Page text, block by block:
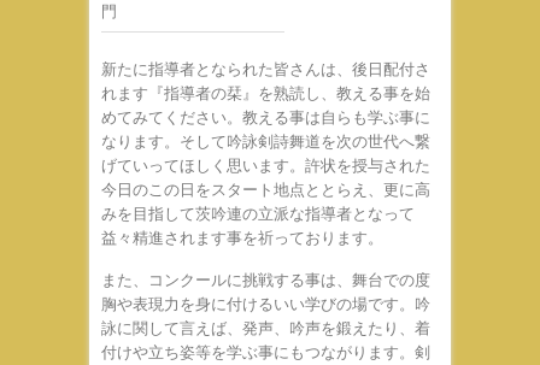
門
新たに指導者となられた皆さんは、後日配付さ
れます『指導者の栞』を熟読し、教える事を始
めてみてください。教える事は自らも学ぶ事に
なります。そして吟詠剣詩舞道を次の世代へ繋
げていってほしく思います。許状を授与された
今日のこの日をスタート地点ととらえ、更に高
みを目指して茨吟連の立派な指導者となって
益々精進されます事を祈っております。
また、コンクールに挑戦する事は、舞台での度
胸や表現力を身に付けるいい学びの場です。吟
詠に関して言えば、発声、吟声を鍛えたり、着
付けや立ち姿等を学ぶ事にもつながります。剣